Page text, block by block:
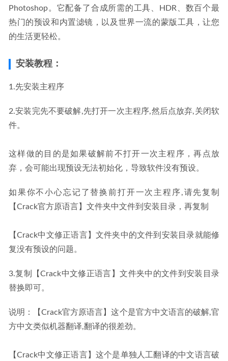
Photoshop。它配备了合成所需的工具、HDR、数百个最
热门的预设和内置滤镜，以及世界一流的蒙版工具，让您
的生活更轻松。
安装教程：
1.先安装主程序
2.安装完先不要破解,先打开一次主程序,然后点放弃,关闭软
件。
这样做的目的是如果破解前不打开一次主程序，再点放
弃，会可能出现预设无法初始化，导致软件没有预设。
如果你不小心忘记了替换前打开一次主程序,请先复制
【Crack官方原语言】文件夹中文件到安装目录，再复制
【Crack中文修正语言】文件夹中的文件到安装目录就能修
复没有预设的问题。
3.复制【Crack中文修正语言】文件夹中的文件到安装目录
替换即可。
说明：【Crack官方原语言】这个是官方中文语言的破解,官
方中文类似机器翻译,翻译的很差劲。
【Crack中文修正语言】这个是单独人工翻译的中文语言破